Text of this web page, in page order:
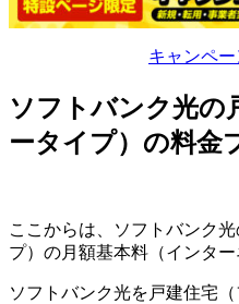
キャンペ
ソフトバンク光の
ータイプ）の料金
ここからは、ソフトバンク
プ）の月額基本料（インタ
ソフトバンク光を戸建住宅